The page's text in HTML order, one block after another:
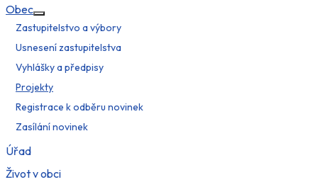
Obec
Více o: Obec
Zastupitelstvo a výbory
Usnesení zastupitelstva
Vyhlášky a předpisy
Projekty
Registrace k odběru novinek
Zasílání novinek
Úřad
Život v obci